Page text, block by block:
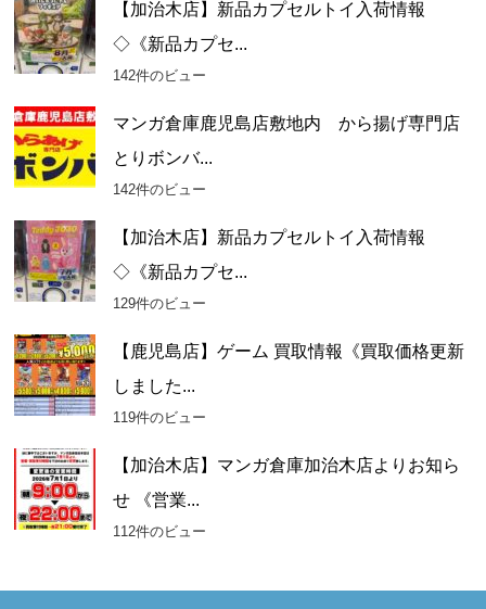
【加治木店】新品カプセルトイ入荷情報
◇《新品カプセ...
142件のビュー
マンガ倉庫鹿児島店敷地内 から揚げ専門店
とりボンバ...
142件のビュー
【加治木店】新品カプセルトイ入荷情報
◇《新品カプセ...
129件のビュー
【鹿児島店】ゲーム 買取情報《買取価格更新
しました...
119件のビュー
【加治木店】マンガ倉庫加治木店よりお知ら
せ 《営業...
112件のビュー